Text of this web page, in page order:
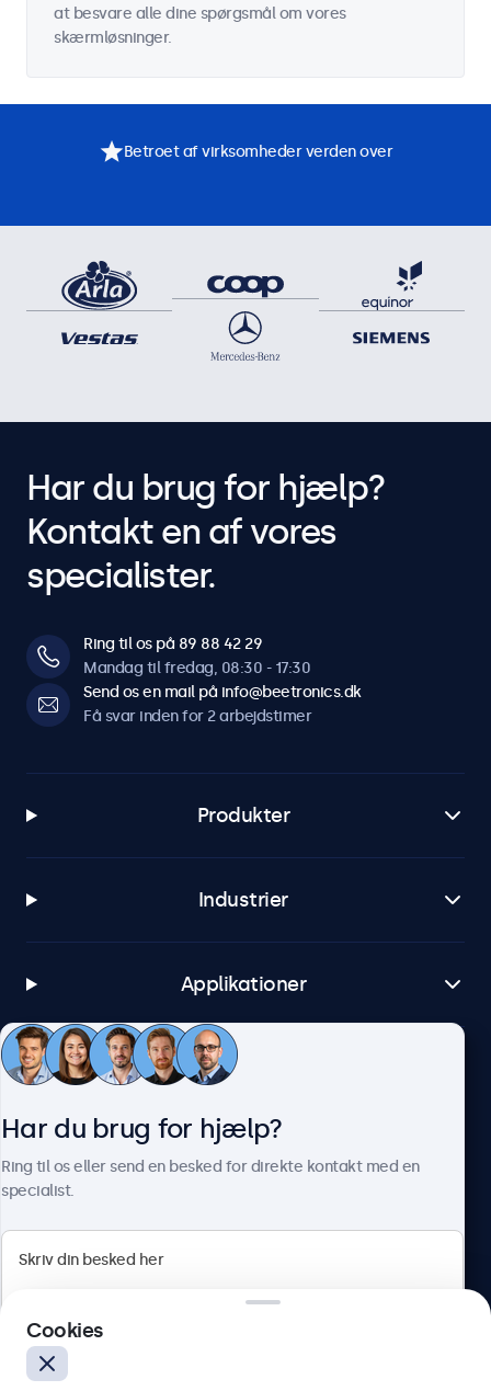
at besvare alle dine spørgsmål om vores
skærmløsninger.
Betroet af virksomheder verden over
Har du brug for hjælp?
Kontakt en af vores
specialister.
Ring til os på 89 88 42 29
Mandag til fredag, 08:30 - 17:30
Send os en mail på info@beetronics.dk
Få svar inden for 2 arbejdstimer
Produkter
Industrier
Applikationer
Kundeservice
Herstedøstervej 27-29, unit A, 2620 Albertslund, Danmark
Har du brug for hjælp?
Ring til os eller send en besked for direkte kontakt med en
specialist.
Cookies